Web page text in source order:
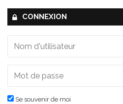
CONNEXION
Se souvenir de moi